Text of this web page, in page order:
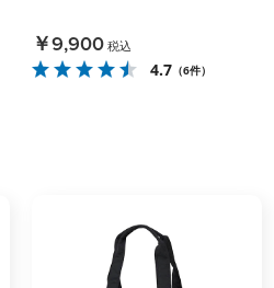
￥9,900税込
4.7 （6件）